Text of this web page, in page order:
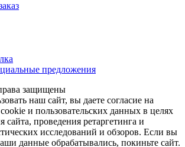
предложения
защищены
наш сайт, вы даете согласие на
и пользовательских данных в целях
проведения ретаргетинга и
исследований и обзоров. Если вы
данные обрабатывались, покиньте сайт.